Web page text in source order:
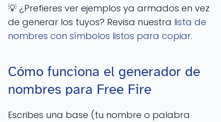
💡 ¿Prefieres ver ejemplos ya armados en vez
de generar los tuyos? Revisa nuestra lista de
nombres con símbolos listos para copiar.
Cómo funciona el generador de
nombres para Free Fire
Escribes una base (tu nombre o palabra